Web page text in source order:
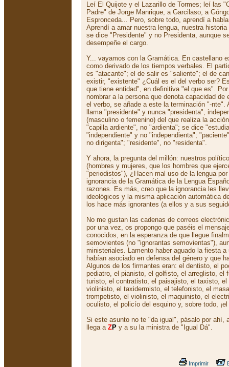
Leí El Quijote y el Lazarillo de Tormes; leí las
Padre" de Jorge Manrique, a Garcilaso, a
Espronceda... Pero, sobre todo, aprendí a
Aprendí a amar nuestra lengua, nuestra
se dice "Presidente" y no Presidenta, aunque
desempeñe el cargo.
Y... vayamos con la Gramática. En castellano
como derivado de los tiempos verbales. El
es "atacante"; el de salir es "saliente"; el de
existir, "existente" ¿Cuál es el del verbo ser?
que tiene entidad", en definitiva "el que es".
nombrar a la persona que denota capacidad de
el verbo, se añade a este la terminación "-nte".
llama "presidente" y nunca "presidenta",
(masculino o femenino) del que realiza la
"capilla ardiente", no "ardienta"; se dice
"independiente" y no "independienta";
no dirigenta"; "residente", no "residenta".
Y ahora, la pregunta del millón: nuestros
(hombres y mujeres, que los hombres que
"periodistos"), ¿Hacen mal uso de la lengua
ignorancia de la Gramática de la Lengua
razones. Es más, creo que la ignorancia les
ideológicos y la misma aplicación automática
los hace más ignorantes (a ellos y a sus
No me gustan las cadenas de correos
por una vez, os propongo que paséis el
conocidos, en la esperanza de que llegue
semovientes (no "ignorantas semovientas"),
ministeriales. Lamento haber aguado la fiesta
habían asociado en defensa del género y que
Algunos de los firmantes eran: el dentisto, el
pediatro, el pianisto, el golfisto, el arreglisto, el
turisto, el contratisto, el paisajisto, el taxisto,
violinisto, el taxidermisto, el telefonisto, el
trompetisto, el violinisto, el maquinisto, el
oculisto, el policío del esquino y, sobre todo,
Si este asunto no te "da igual", pásalo por ahí,
llega a ZP y a su la ministra de "Igual Dá".
Imprimir